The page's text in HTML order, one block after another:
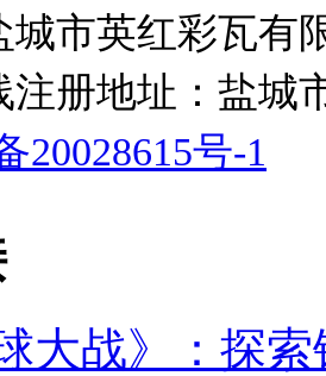
城市英红彩瓦有
注册地址：盐城
20028615号-1
大战》：探